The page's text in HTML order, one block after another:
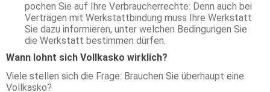
pochen Sie auf Ihre Verbraucherrechte: Denn auch bei
Verträgen mit Werkstattbindung muss Ihre Werkstatt
Sie dazu informieren, unter welchen Bedingungen Sie
die Werkstatt bestimmen dürfen.
Wann lohnt sich Vollkasko wirklich?
Viele stellen sich die Frage: Brauchen Sie überhaupt eine
Vollkasko?